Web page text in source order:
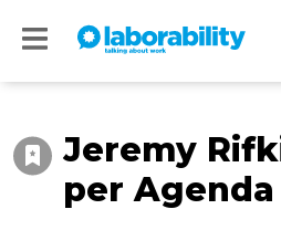
I nostri social
Accedi
Jeremy
per Agenda